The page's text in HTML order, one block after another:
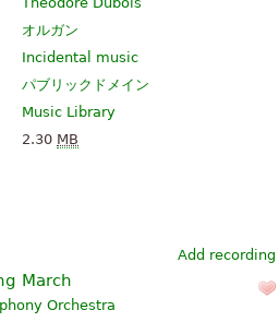
オルガン
Incidental music
パブリックドメイン
Music Library
2.30 MB
Add recording
March
Orchestra